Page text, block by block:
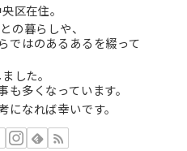
区在住。
の暮らしや、
ではのあるあるを綴って
した。
多くなっています。
なれば幸いです。